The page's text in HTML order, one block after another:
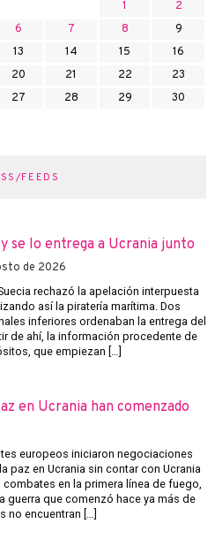
1
2
6 7 8
9
13 14 15
16
20 21 22
23
27 28 29
30
FEEDS
se lo entrega a Ucrania junto
de 2026
rechazó la apelación interpuesta
así la piratería marítima. Dos
inferiores ordenaban la entrega del
de ahí, la información procedente de
que empiezan […]
en Ucrania han comenzado
europeos iniciaron negociaciones
paz en Ucrania sin contar con Ucrania
en la primera línea de fuego,
guerra que comenzó hace ya más de
encuentran […]